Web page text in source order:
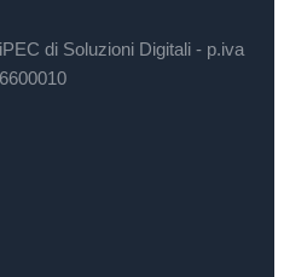
di Soluzioni Digitali - p.iva